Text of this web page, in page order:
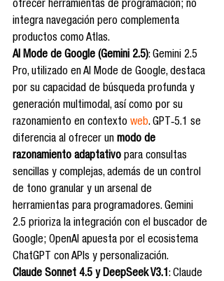
ofrecer herramientas de programación; no
integra navegación pero complementa
productos como Atlas.
AI Mode de Google (Gemini 2.5): Gemini 2.5
Pro, utilizado en AI Mode de Google, destaca
por su capacidad de búsqueda profunda y
generación multimodal, así como por su
razonamiento en contexto web. GPT‑5.1 se
diferencia al ofrecer un modo de
razonamiento adaptativo para consultas
sencillas y complejas, además de un control
de tono granular y un arsenal de
herramientas para programadores. Gemini
2.5 prioriza la integración con el buscador de
Google; OpenAI apuesta por el ecosistema
ChatGPT con APIs y personalización.
Claude Sonnet 4.5 y DeepSeek V3.1: Claude